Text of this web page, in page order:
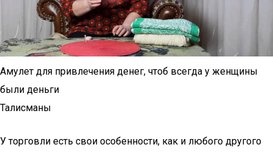
Амулет для привлечения денег, чтоб всегда у женщины
были деньги
Талисманы
У торговли есть свои особенности, как и любого другого